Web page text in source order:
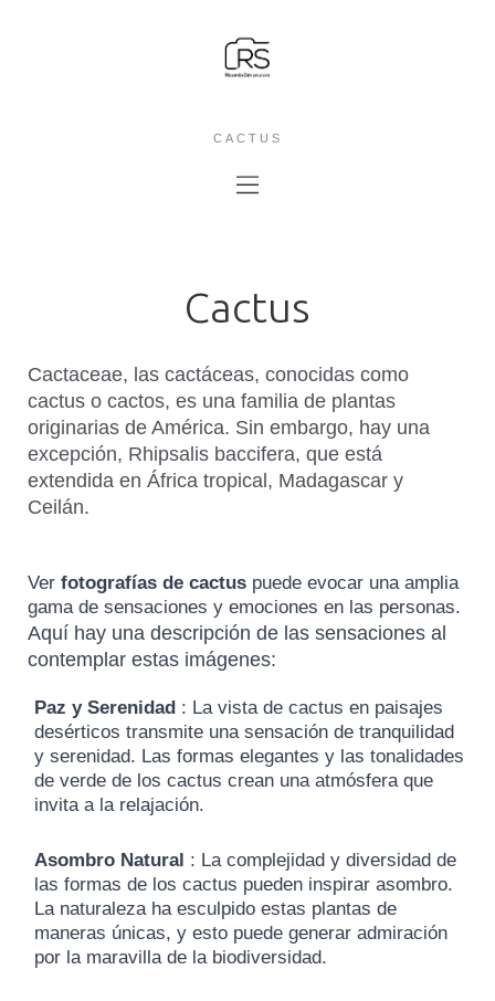
CACTUS
Cactus
Cactaceae, las cactáceas, conocidas como
cactus o cactos, es una familia de plantas
originarias de América. Sin embargo, hay una
excepción, Rhipsalis baccifera, que está
extendida en África tropical, Madagascar y
Ceilán.
Ver fotografías de cactus puede evocar una amplia
gama de sensaciones y emociones en las personas.
Aquí hay una descripción de las sensaciones al
contemplar estas imágenes:
Paz y Serenidad : La vista de cactus en paisajes
desérticos transmite una sensación de tranquilidad
y serenidad. Las formas elegantes y las tonalidades
de verde de los cactus crean una atmósfera que
invita a la relajación.
Asombro Natural : La complejidad y diversidad de
las formas de los cactus pueden inspirar asombro.
La naturaleza ha esculpido estas plantas de
maneras únicas, y esto puede generar admiración
por la maravilla de la biodiversidad.